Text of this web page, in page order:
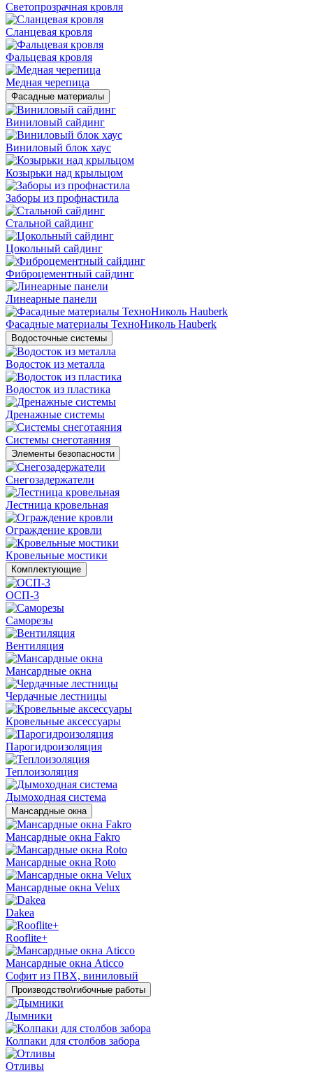
Светопрозрачная кровля
Сланцевая кровля
Фальцевая кровля
Медная черепица
Фасадные материалы
Виниловый сайдинг
Виниловый блок хаус
Козырьки над крыльцом
Заборы из профнастила
Стальной сайдинг
Цокольный сайдинг
Фиброцементный сайдинг
Линеарные панели
Фасадные материалы ТехноНиколь Hauberk
Водосточные системы
Водосток из металла
Водосток из пластика
Дренажные системы
Системы снеготаяния
Элементы безопасности
Снегозадержатели
Лестница кровельная
Ограждение кровли
Кровельные мостики
Комплектующие
ОСП-3
Саморезы
Вентиляция
Мансардные окна
Чердачные лестницы
Кровельные аксессуары
Парогидроизоляция
Теплоизоляция
Дымоходная система
Мансардные окна
Мансардные окна Fakro
Мансардные окна Roto
Мансардные окна Velux
Dakea
Rooflite+
Мансардные окна Aticco
Софит из ПВХ, виниловый
Производство\гибочные работы
Дымники
Колпаки для столбов забора
Отливы